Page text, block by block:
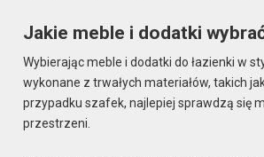
Jakie meble i dodatki
Wybierając meble i dodatki do łazienki w
wykonane z trwałych materiałów, takich
przypadku szafek, najlepiej sprawdzą się
przestrzeni.